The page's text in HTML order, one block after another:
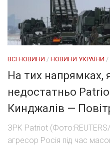
ВСІ НОВИНИ / НОВИНИ УКРАЇНИ /
На тих напрямках,
недостатньо
Кинджалів —
ЗРК Patriot
агресор Росія під час